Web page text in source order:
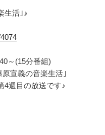
生活｣♪
～(15分番組)
宣義の音楽生活｣
4週目の放送です♪